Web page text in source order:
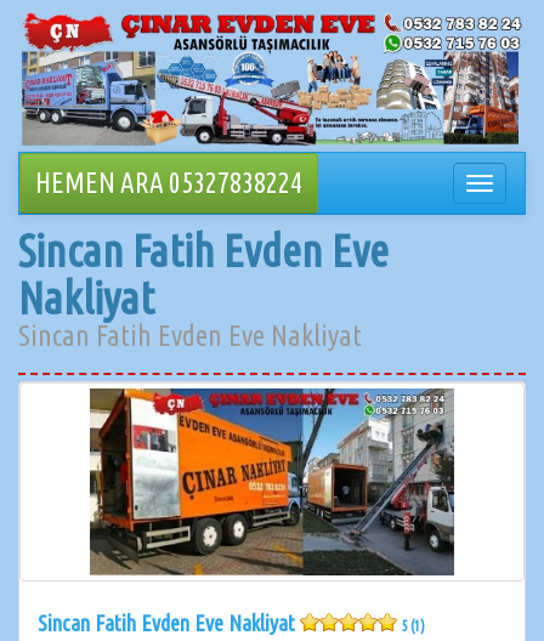
İçeriğe
geçin
HEMEN ARA 05327838224
değiştir
Sincan Fatih Evden Eve
Nakliyat
Sincan Fatih Evden Eve Nakliyat
Sincan Fatih Evden Eve Nakliyat 5 (1)